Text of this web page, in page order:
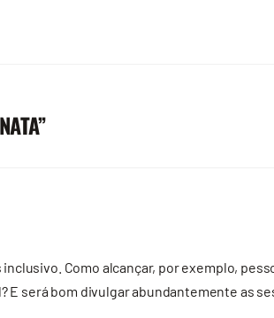
”
Como alcançar, por exemplo,
será bom divulgar abundantemente as